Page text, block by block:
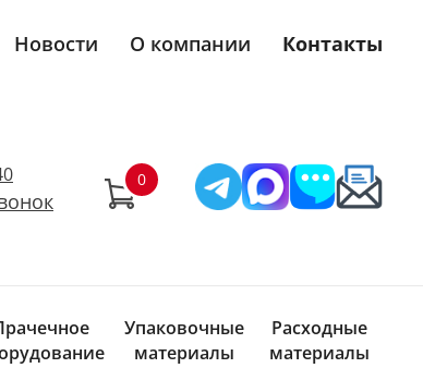
Новости О компании Контакты
Упаковочные
материалы
Расходные
материалы